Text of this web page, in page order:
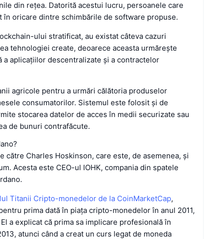
din rețea. Datorită acestui lucru, persoanele care
oricare dintre schimbările de software propuse.
ului stratificat, au existat câteva cazuri
tehnologiei create, deoarece aceasta urmărește
aplicațiilor descentralizate și a contractelor
agricole pentru a urmări călătoria produselor
consumatorilor. Sistemul este folosit și de
stocarea datelor de acces în medii securizate sau
de bunuri contrafăcute.
către Charles Hoskinson, care este, de asemenea, și
Acesta este CEO-ul IOHK, compania din spatele
Titanii Cripto-monedelor de la CoinMarketCap,
prima dată în piața cripto-monedelor în anul 2011,
a explicat că prima sa implicare profesională în
atunci când a creat un curs legat de moneda